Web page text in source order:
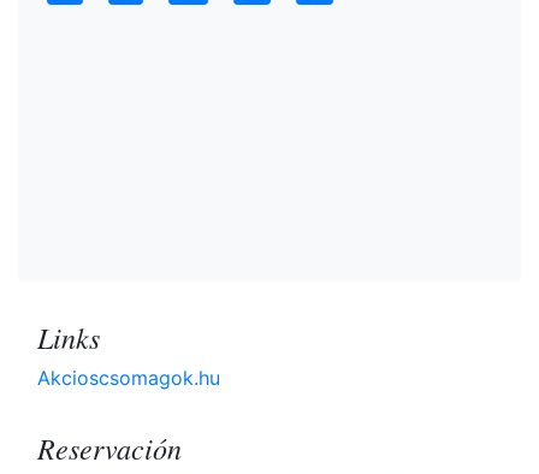
Links
Akcioscsomagok.hu
Reservación